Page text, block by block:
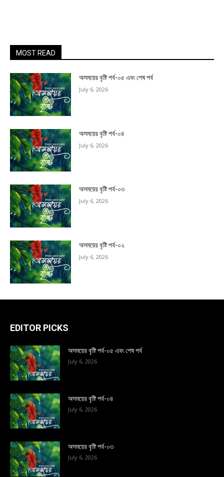
MOST READ
অসময়ের বৃষ্টি পর্ব-০৫ এবং শেষ পর্ব
July 6, 2026
অসময়ের বৃষ্টি পর্ব-০৪
July 6, 2026
অসময়ের বৃষ্টি পর্ব-০৩
July 6, 2026
অসময়ের বৃষ্টি পর্ব-০২
July 6, 2026
EDITOR PICKS
অসময়ের বৃষ্টি পর্ব-০৫ এবং শেষ পর্ব
July 6, 2026
অসময়ের বৃষ্টি পর্ব-০৪
July 6, 2026
অসময়ের বৃষ্টি পর্ব-০৩
July 6, 2026